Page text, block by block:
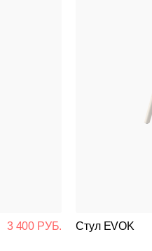
3 400 РУБ. Стул EVOK